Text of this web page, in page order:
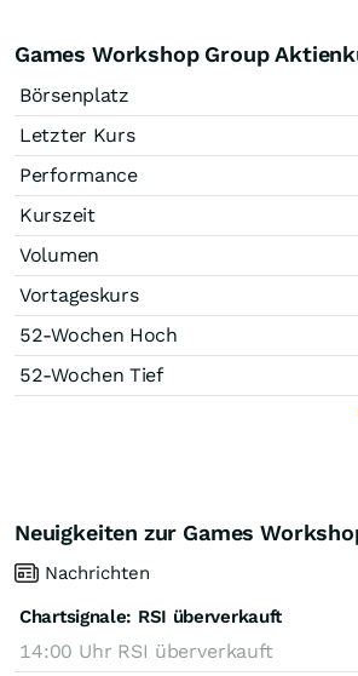
Games Workshop Group
Börsenplatz
Letzter Kurs
Performance
Kurszeit
Volumen
Vortageskurs
52-Wochen Hoch
52-Wochen Tief
Neuigkeiten zur Games
Nachrichten
Chartsignale: RSI überverkauft
14:00 Uhr RSI überverkauft